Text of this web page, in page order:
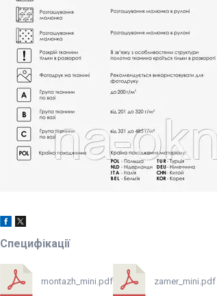
Специфікації
montazh_mini.pdf zamer_mini.pdf